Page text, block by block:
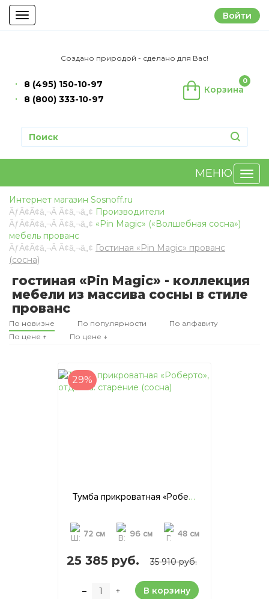
Toggle
navigation
Войти
Создано природой - сделано для Вас!
Корзина
0
8 (495) 150-10-97
8 (800) 333-10-97
МЕНЮ
Интернет магазин Sosnoff.ru
Производители
«Pin Magic» («Волшебная сосна»)
мебель прованс
Гостиная «Pin Magic» прованс
(сосна)
гостиная «Pin Magic» - коллекция
мебели из массива сосны в стиле
прованс
По новизне По популярности
По алфавиту
По цене ↑
По цене ↓
29%
Тумба прикроватная «Роберто», отделка: старение (сосна)
72 см 96 см 48 см
25 385 руб. 35 910 руб.
– + В корзину